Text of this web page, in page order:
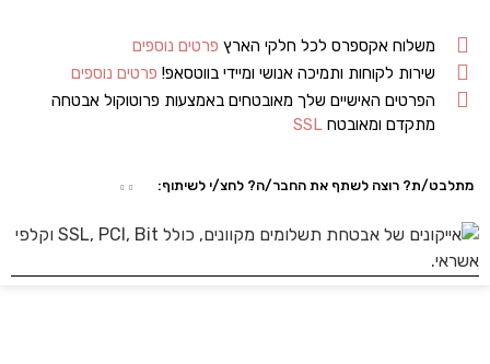
משלוח אקספרס לכל חלקי הארץ פרטים נוספים
שירות לקוחות ותמיכה אנושי ומיידי בווטסאפ! פרטים נוספים
הפרטים האישיים שלך מאובטחים באמצעות פרוטוקול אבטחה
מתקדם ומאובטחSSL
מתלבט/ת? רוצה לשתף את החבר/ה? לחצ/י לשיתוף: